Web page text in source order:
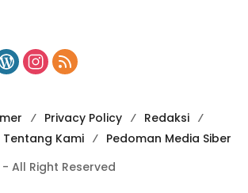
Privacy Policy
Redaksi
Tentang Kami
Pedoman Media Siber
All Right Reserved